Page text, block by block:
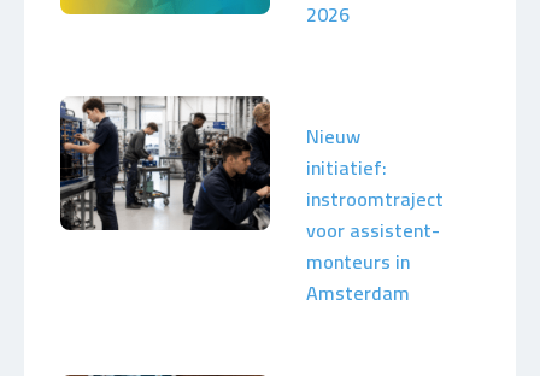
2026
Nieuw
initiatief:
instroomtraject
voor assistent-
monteurs in
Amsterdam